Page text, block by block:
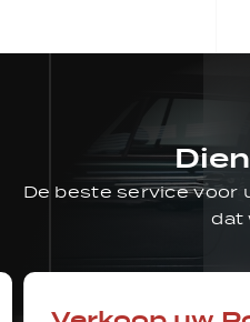
De beste service voor
dat